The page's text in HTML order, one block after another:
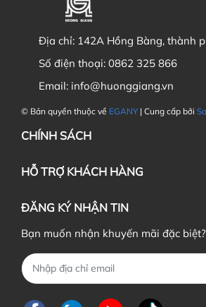
Địa chỉ: 142A Hồng Bàng, thành
Số điện thoại: 0862 325 866
Email: info@huonggiang.vn
© Bản quyền thuộc về EGANY | Cung cấp bởi
CHÍNH SÁCH
HỖ TRỢ KHÁCH HÀNG
ĐĂNG KÝ NHẬN TIN
Bạn muốn nhận khuyến mãi đặc